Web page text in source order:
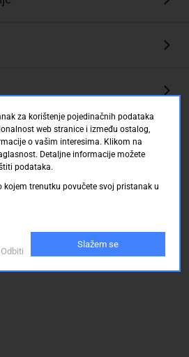
za korištenje pojedinačnih podataka
web stranice i između ostalog,
o vašim interesima. Klikom na
Detaljne informacije možete
podataka.
kojem trenutku povučete svoj pristanak u
Odbiti
Slažem se